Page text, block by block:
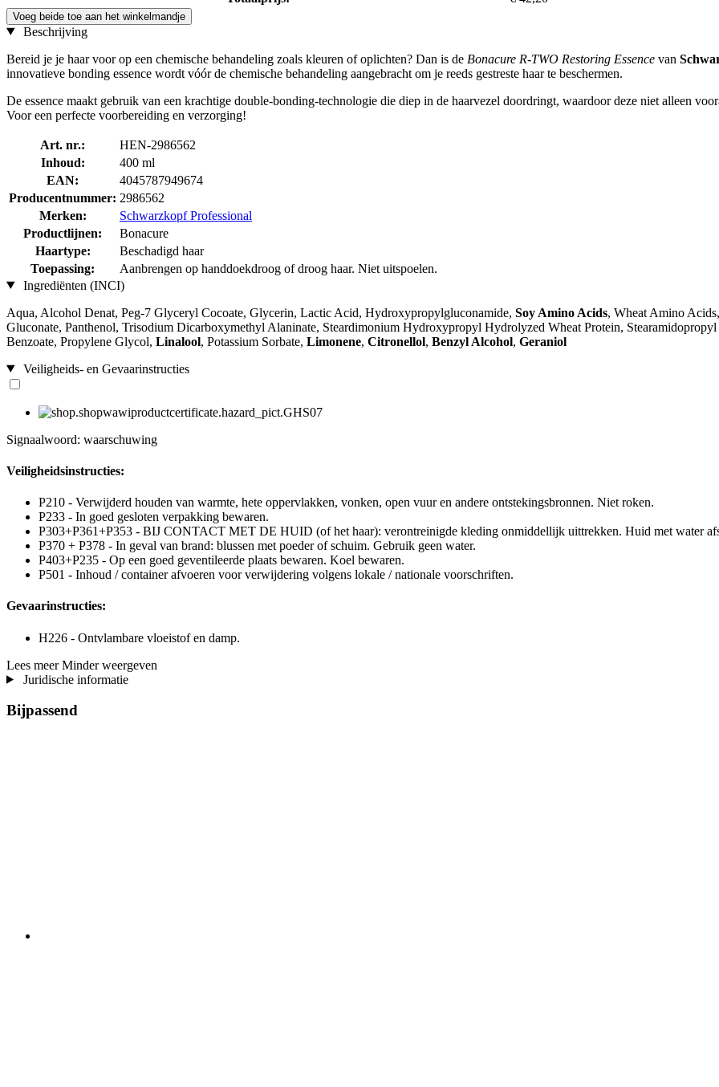
Voeg beide toe aan het winkelmandje
Beschrijving
Bereid je je haar voor op een chemische behandeling zoals kleuren of oplichten? Dan is de Bonacure R-TWO Restoring Essence van
innovatieve bonding essence wordt vóór de chemische behandeling aangebracht om je reeds gestreste haar te beschermen.
De essence maakt gebruik van een krachtige double-bonding-technologie die diep in de haarvezel doordringt, waardoor deze niet alleen
Voor een perfecte voorbereiding en verzorging!
Art. nr.:
HEN-2986562
Inhoud:
400 ml
EAN:
4045787949674
Producentnummer: 2986562
Merken:
Schwarzkopf Professional
Productlijnen:
Bonacure
Haartype:
Beschadigd haar
Toepassing:
Aanbrengen op handdoekdroog of droog haar. Niet uitspoelen.
Ingrediënten (INCI)
Aqua, Alcohol Denat, Peg-7 Glyceryl Cocoate, Glycerin, Lactic Acid, Hydroxypropylgluconamide, Soy Amino Acids, Wheat Amino
Gluconate, Panthenol, Trisodium Dicarboxymethyl Alaninate, Steardimonium Hydroxypropyl Hydrolyzed Wheat Protein,
Benzoate, Propylene Glycol, Linalool, Potassium Sorbate, Limonene, Citronellol, Benzyl Alcohol, Geraniol
Veiligheids- en Gevaarinstructies
Signaalwoord: waarschuwing
Veiligheidsinstructies:
P210 - Verwijderd houden van warmte, hete oppervlakken, vonken, open vuur en andere ontstekingsbronnen. Niet roken.
P233 - In goed gesloten verpakking bewaren.
P303+P361+P353 - BIJ CONTACT MET DE HUID (of het haar): verontreinigde kleding onmiddellijk uittrekken. Huid met water
P370 + P378 - In geval van brand: blussen met poeder of schuim. Gebruik geen water.
P403+P235 - Op een goed geventileerde plaats bewaren. Koel bewaren.
P501 - Inhoud / container afvoeren voor verwijdering volgens lokale / nationale voorschriften.
Gevaarinstructies:
H226 - Ontvlambare vloeistof en damp.
Lees meer Minder weergeven
Juridische informatie
Bijpassend